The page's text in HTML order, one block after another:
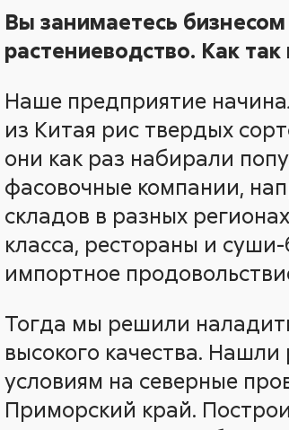
Вы занимаетесь
растениеводство. Как так
Наше предприятие
из Китая рис твердых
они как раз набирали
фасовочные компании,
складов в разных
класса, рестораны и
импортное
Тогда мы решили
высокого качества.
условиям на северные
Приморский край.